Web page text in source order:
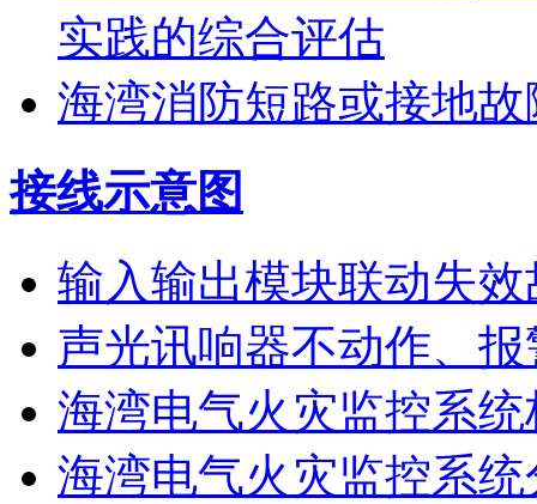
实践的综合评估
海湾消防短路或接地
接线示意图
输入输出模块联动失效
声光讯响器不动作、
海湾电气火灾监控系
海湾电气火灾监控系